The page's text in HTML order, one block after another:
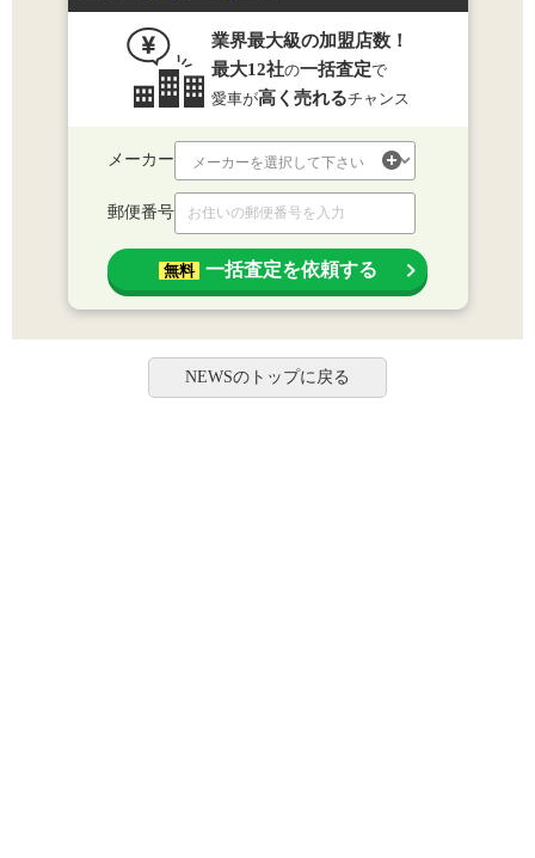
業界最大級の加盟店数！
最大12社の一括査定で
愛車が高く売れるチャンス
メーカー
郵便番号
無料 一括査定を依頼する
NEWSのトップに戻る